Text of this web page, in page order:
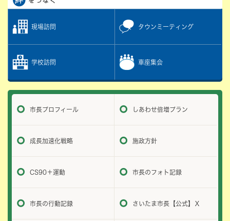
現場訪問 タウンミーティング
学校訪問 車座集会
市長プロフィール しあわせ倍増プラン
成長加速化戦略 施政方針
CS90＋運動 市長のフォト記録
市長の行動記録 さいたま市長【公式】Ｘ